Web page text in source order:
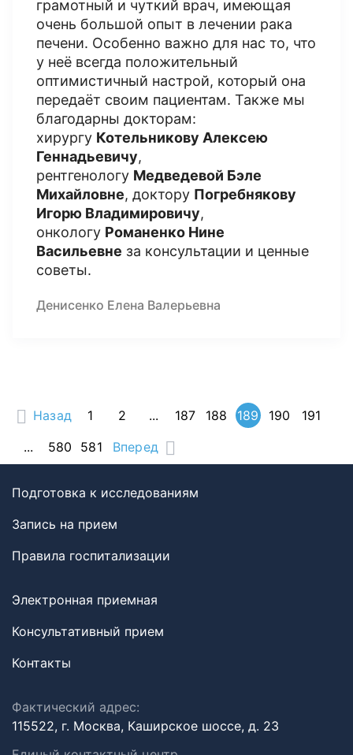
грамотный и чуткий врач, имеющая
очень большой опыт в лечении рака
печени. Особенно важно для нас то, что
у неё всегда положительный
оптимистичный настрой, который она
передаёт своим пациентам. Также мы
благодарны докторам:
хирургу Котельникову Алексею
Геннадьевичу,
рентгенологу Медведевой Бэле
Михайловне, доктору Погребнякову
Игорю Владимировичу,
онкологу Романенко Нине
Васильевне за консультации и ценные
советы.
Денисенко Елена Валерьевна
Назад 1 2 ... 187 188 189 190
191
...
580 581 Вперед
Подготовка к исследованиям
Запись на прием
Правила госпитализации
Электронная приемная
Консультативный прием
Контакты
Фактический адрес:
115522, г. Москва, Каширское шоссе, д. 23